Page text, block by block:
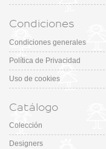
Condiciones
Condiciones generales
Política de Privacidad
Uso de cookies
Catálogo
Colección
Designers